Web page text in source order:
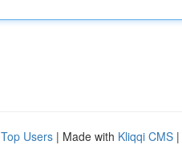
Top Users | Made with Kliqqi CMS |